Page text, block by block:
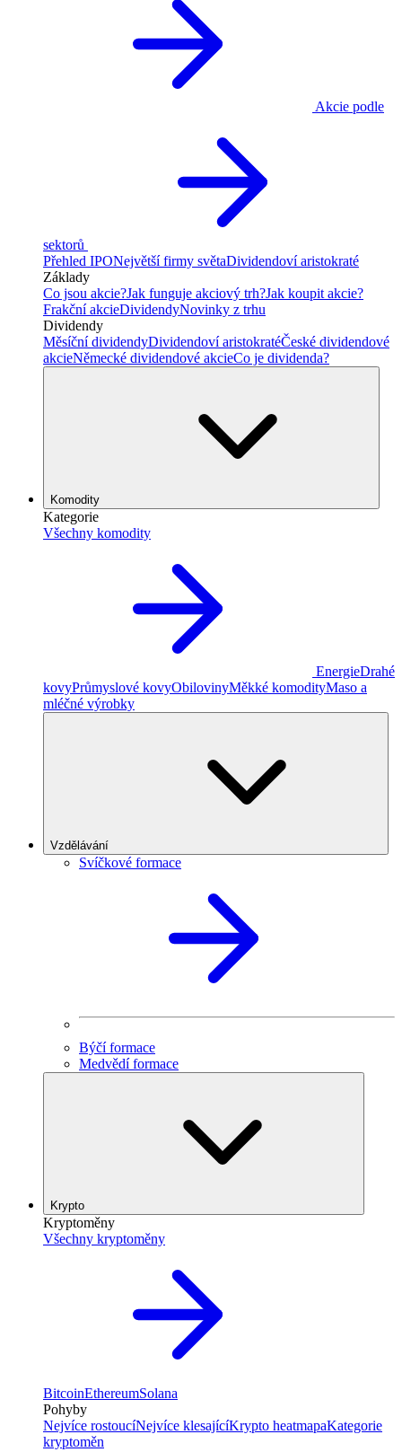
Akcie podle
sektorů
Přehled IPONejvětší firmy světaDividendoví aristokraté
Základy
Co jsou akcie?Jak funguje akciový trh?Jak koupit akcie?
Frakční akcieDividendyNovinky z trhu
Dividendy
Měsíční dividendyDividendoví aristokratéČeské dividendové
akcieNěmecké dividendové akcieCo je dividenda?
Komodity
Kategorie
Všechny komodity
EnergieDrahé
kovyPrůmyslové kovyObilovinyMěkké komodityMaso a
mléčné výrobky
Vzdělávání
Svíčkové formace
Býčí formace
Medvědí formace
Krypto
Kryptoměny
Všechny kryptoměny
BitcoinEthereumSolana
Pohyby
Nejvíce rostoucíNejvíce klesajícíKrypto heatmapaKategorie
kryptoměn